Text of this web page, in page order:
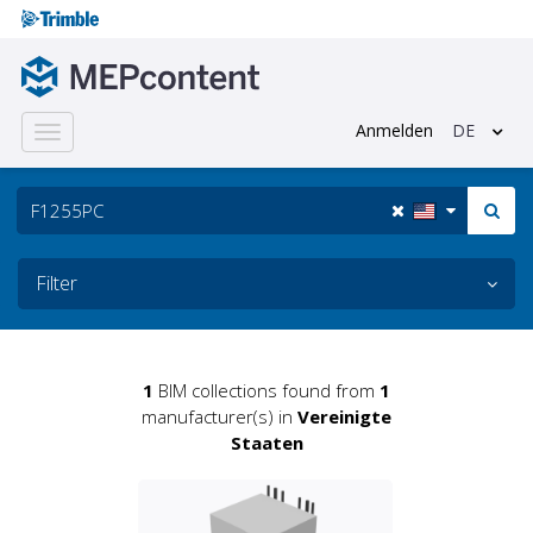
Toggle
navigation
Anmelden DE
Filter
1 BIM collections found from 1
manufacturer(s) in Vereinigte
Staaten